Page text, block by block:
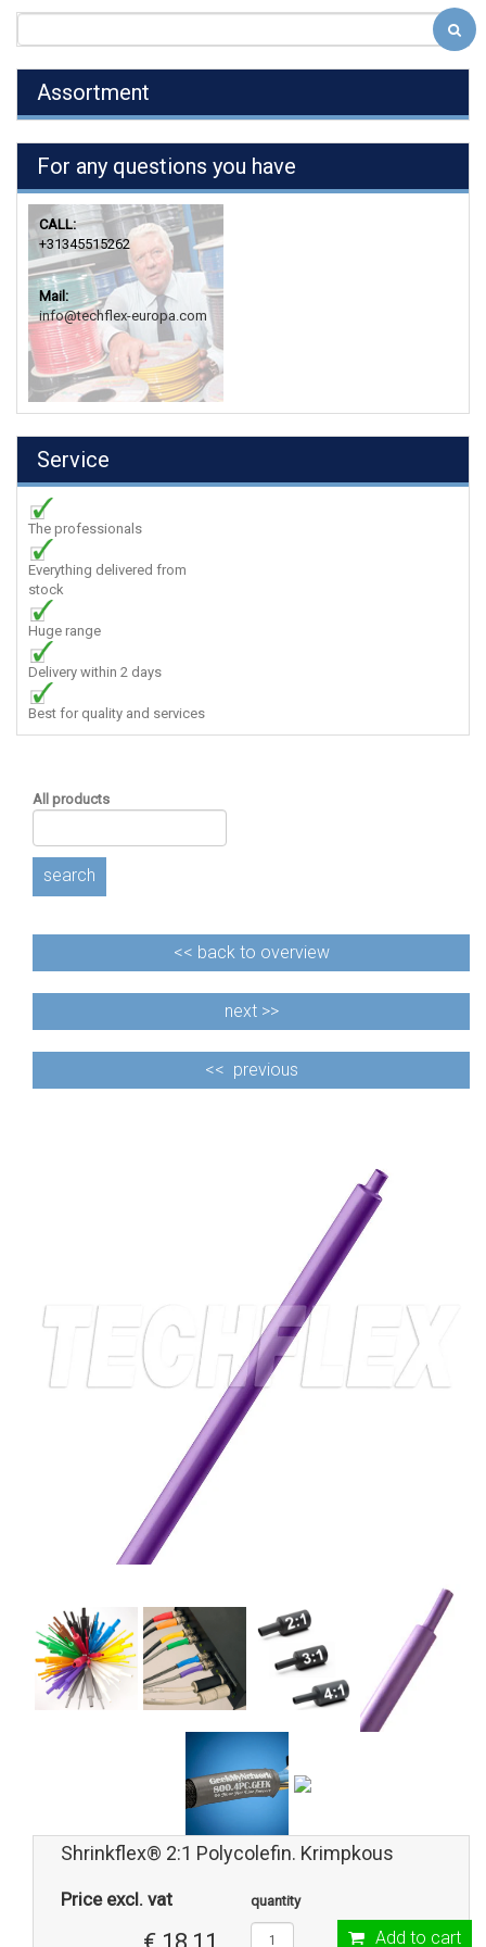
Assortment
For any questions you have
CALL:
+31345515262
Mail:
info@techflex-europa.com
Service
The professionals
Everything delivered from
stock
Huge range
Delivery within 2 days
Best for quality and services
All products
search
<< back to overview
next >>
<< previous
Shrinkflex® 2:1 Polycolefin. Krimpkous
Price excl. vat quantity
Add to cart